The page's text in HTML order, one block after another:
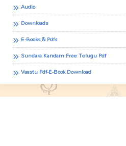
Audio
Downloads
E-Books & Pdfs
Sundara Kandam Free Telugu Pdf
Vaastu Pdf-E-Book Download